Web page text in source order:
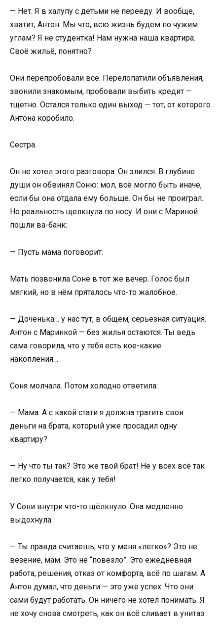
— Нет. Я в халупу с детьми не перееду. И вообще,
хватит, Антон. Мы что, всю жизнь будем по чужим
углам? Я не студентка! Нам нужна наша квартира.
Своё жильё, понятно?
Они перепробовали всё. Перелопатили объявления,
звонили знакомым, пробовали выбить кредит —
тщетно. Остался только один выход — тот, от которого
Антона коробило.
Сестра.
Он не хотел этого разговора. Он злился. В глубине
души он обвинял Соню: мол, всё могло быть иначе,
если бы она отдала ему больше. Он бы не проиграл.
Но реальность щелкнула по носу. И они с Мариной
пошли ва-банк:
— Пусть мама поговорит.
Мать позвонила Соне в тот же вечер. Голос был
мягкий, но в нём пряталось что-то жалобное.
— Доченька… у нас тут, в общем, серьёзная ситуация.
Антон с Маринкой — без жилья остаются. Ты ведь
сама говорила, что у тебя есть кое-какие
накопления…
Соня молчала. Потом холодно ответила:
— Мама. А с какой стати я должна тратить свои
деньги на брата, который уже просадил одну
квартиру?
— Ну что ты так? Это же твой брат! Не у всех всё так
легко получается, как у тебя!
У Сони внутри что-то щёлкнуло. Она медленно
выдохнула:
— Ты правда считаешь, что у меня «легко»? Это не
везение, мам. Это не “повезло”. Это ежедневная
работа, решения, отказ от комфорта, всё по шагам. А
Антон думал, что деньги — это уже успех. Что они
сами будут работать. Он ничего не хотел понимать. Я
не хочу снова смотреть, как он всё сливает в унитаз.